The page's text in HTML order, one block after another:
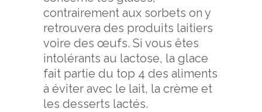
contrairement aux sorbets on y
retrouvera des produits laitiers
voire des œufs. Si vous êtes
intolérants au lactose, la glace
fait partie du top 4 des aliments
à éviter avec le lait, la crème et
les desserts lactés.